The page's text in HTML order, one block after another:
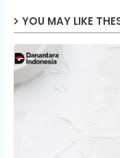
YOU MAY LIKE